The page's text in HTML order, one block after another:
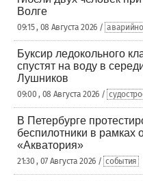
Волге
09:15 , 08 Августа 2026 /
Буксир ледокольного
спустят на воду в
Лушников
09:00 , 08 Августа 2026 /
В Петербурге
беспилотники в рамках
«Акватория»
21:30 , 07 Августа 2026 / события